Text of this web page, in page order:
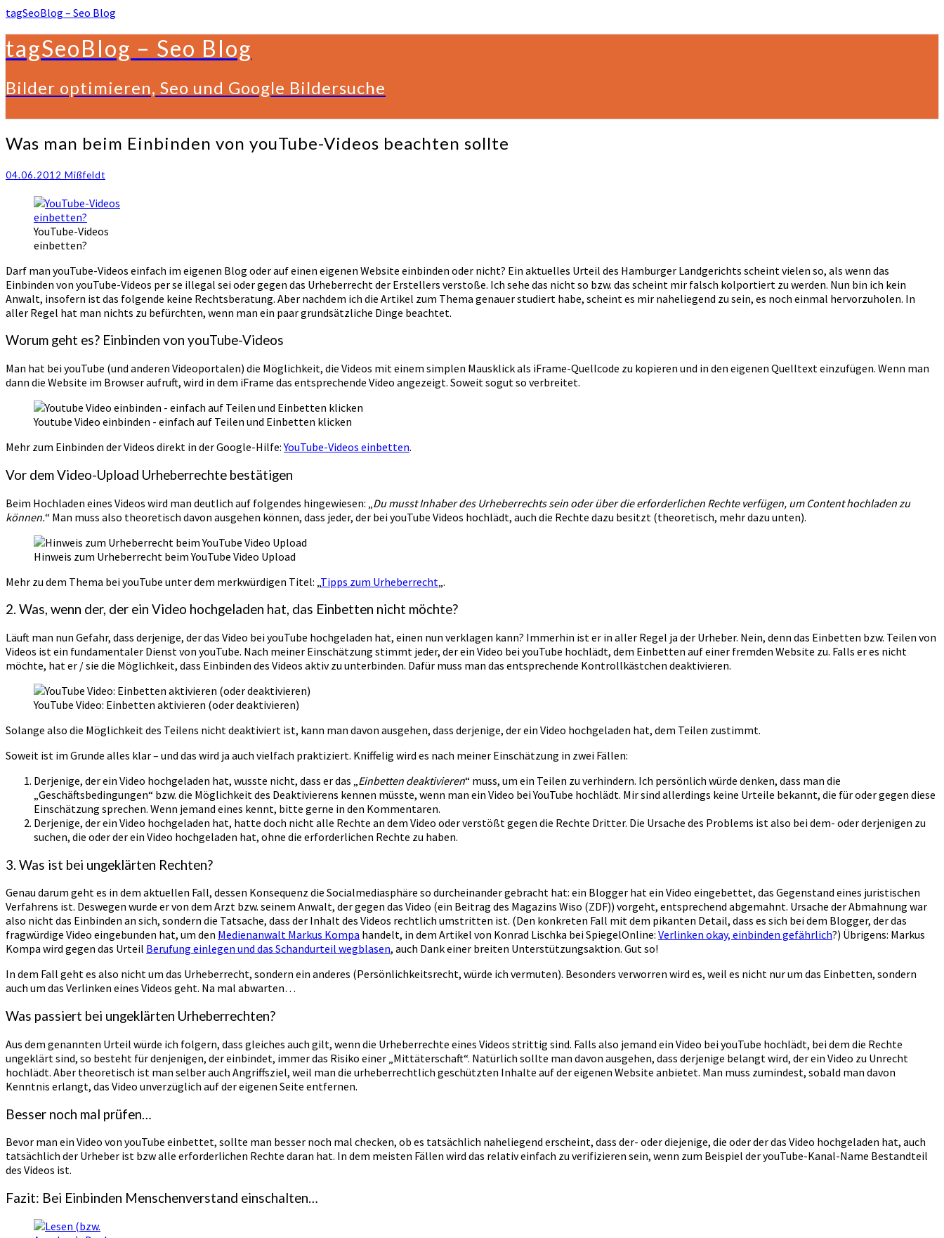
tagSeoBlog – Seo Blog
tagSeoBlog – Seo Blog
Bilder optimieren, Seo und Google Bildersuche
Was
man
Einbinden
youTube-
Videos
beachten
sollte
Was man beim Einbinden von youTube-Videos beachten sollte
04.06.2012 Mißfeldt
YouTube-Videos
einbetten?
Darf man youTube-Videos einfach im eigenen Blog oder auf einen eigenen Website einbinden oder nicht? Ein aktuelles Urteil des Hamburger Landgerichts scheint vielen so, als wenn das
Einbinden von youTube-Videos per se illegal sei oder gegen das Urheberrecht der Erstellers verstoße. Ich sehe das nicht so bzw. das scheint mir falsch kolportiert zu werden. Nun bin ich kein
Anwalt, insofern ist das folgende keine Rechtsberatung. Aber nachdem ich die Artikel zum Thema genauer studiert habe, scheint es mir naheliegend zu sein, es noch einmal hervorzuholen. In
aller Regel hat man nichts zu befürchten, wenn man ein paar grundsätzliche Dinge beachtet.
Worum geht es? Einbinden von youTube-Videos
Man hat bei youTube (und anderen Videoportalen) die Möglichkeit, die Videos mit einem simplen Mausklick als iFrame-Quellcode zu kopieren und in den eigenen Quelltext einzufügen. Wenn man
dann die Website im Browser aufruft, wird in dem iFrame das entsprechende Video angezeigt. Soweit sogut so verbreitet.
Youtube Video einbinden - einfach auf Teilen und Einbetten klicken
Mehr zum Einbinden der Videos direkt in der Google-Hilfe:YouTube-Videos einbetten.
Vor dem Video-Upload Urheberrechte bestätigen
Beim Hochladen eines Videos wird man deutlich auf folgendes hingewiesen: „ Du musst Inhaber des Urheberrechts sein oder über die erforderlichen Rechte verfügen, um Content hochladen zu
können.“ Man muss also theoretisch davon ausgehen können, dass jeder, der bei youTube Videos hochlädt, auch die Rechte dazu besitzt (theoretisch, mehr dazu unten).
Hinweis zum Urheberrecht beim YouTube Video Upload
Mehr zu dem Thema bei youTube unter dem merkwürdigen Titel: „ Tipps zum Urheberrecht „.
2. Was, wenn der, der ein Video hochgeladen hat, das Einbetten nicht möchte?
Läuft man nun Gefahr, dass derjenige, der das Video bei youTube hochgeladen hat, einen nun verklagen kann? Immerhin ist er in aller Regel ja der Urheber. Nein, denn das Einbetten bzw. Teilen von
Videos ist ein fundamentaler Dienst von youTube. Nach meiner Einschätzung stimmt jeder, der ein Video bei youTube hochlädt, dem Einbetten auf einer fremden Website zu. Falls er es nicht
möchte, hat er / sie die Möglichkeit, dass Einbinden des Videos aktiv zu unterbinden. Dafür muss man das entsprechende Kontrollkästchen deaktivieren.
YouTube Video: Einbetten aktivieren (oder deaktivieren)
Solange also die Möglichkeit des Teilens nicht deaktiviert ist, kann man davon ausgehen, dass derjenige, der ein Video hochgeladen hat, dem Teilen zustimmt.
Soweit ist im Grunde alles klar – und das wird ja auch vielfach praktiziert. Kniffelig wird es nach meiner Einschätzung in zwei Fällen:
Derjenige, der ein Video hochgeladen hat, wusste nicht, dass er das „Einbetten deaktivieren“ muss, um ein Teilen zu verhindern. Ich persönlich würde denken, dass man die
„Geschäftsbedingungen“ bzw. die Möglichkeit des Deaktivierens kennen müsste, wenn man ein Video bei YouTube hochlädt. Mir sind allerdings keine Urteile bekannt, die für oder gegen diese
Einschätzung sprechen. Wenn jemand eines kennt, bitte gerne in den Kommentaren.
Derjenige, der ein Video hochgeladen hat, hatte doch nicht alle Rechte an dem Video oder verstößt gegen die Rechte Dritter. Die Ursache des Problems ist also bei dem- oder derjenigen zu
suchen, die oder der ein Video hochgeladen hat, ohne die erforderlichen Rechte zu haben.
3. Was ist bei ungeklärten Rechten?
Genau darum geht es in dem aktuellen Fall, dessen Konsequenz die Socialmediasphäre so durcheinander gebracht hat: ein Blogger hat ein Video eingebettet, das Gegenstand eines juristischen
Verfahrens ist. Deswegen wurde er von dem Arzt bzw. seinem Anwalt, der gegen das Video (ein Beitrag des Magazins Wiso (ZDF)) vorgeht, entsprechend abgemahnt. Ursache der Abmahnung war
also nicht das Einbinden an sich, sondern die Tatsache, dass der Inhalt des Videos rechtlich umstritten ist. (Den konkreten Fall mit dem pikanten Detail, dass es sich bei dem Blogger, der das
fragwürdige Video eingebunden hat, um den Medienanwalt Markus Kompa handelt, in dem Artikel von Konrad Lischka bei SpiegelOnline: Verlinken okay, einbinden gefährlich?) Übrigens: Markus
Kompa wird gegen das Urteil Berufung einlegen und das Schandurteil wegblasen, auch Dank einer breiten Unterstützungsaktion. Gut so!
In dem Fall geht es also nicht um das Urheberrecht, sondern ein anderes (Persönlichkeitsrecht, würde ich vermuten). Besonders verworren wird es, weil es nicht nur um das Einbetten, sondern
auch um das Verlinken eines Videos geht. Na mal abwarten…
Was passiert bei ungeklärten Urheberrechten?
Aus dem genannten Urteil würde ich folgern, dass gleiches auch gilt, wenn die Urheberrechte eines Videos strittig sind. Falls also jemand ein Video bei youTube hochlädt, bei dem die Rechte
ungeklärt sind, so besteht für denjenigen, der einbindet, immer das Risiko einer „Mittäterschaft“. Natürlich sollte man davon ausgehen, dass derjenige belangt wird, der ein Video zu Unrecht
hochlädt. Aber theoretisch ist man selber auch Angriffsziel, weil man die urheberrechtlich geschützten Inhalte auf der eigenen Website anbietet. Man muss zumindest, sobald man davon
Kenntnis erlangt, das Video unverzüglich auf der eigenen Seite entfernen.
Besser noch mal prüfen…
Bevor man ein Video von youTube einbettet, sollte man besser noch mal checken, ob es tatsächlich naheliegend erscheint, dass der- oder diejenige, die oder der das Video hochgeladen hat, auch
tatsächlich der Urheber ist bzw alle erforderlichen Rechte daran hat. In dem meisten Fällen wird das relativ einfach zu verifizieren sein, wenn zum Beispiel der youTube-Kanal-Name Bestandteil
des Videos ist.
Fazit: Bei Einbinden Menschenverstand einschalten…